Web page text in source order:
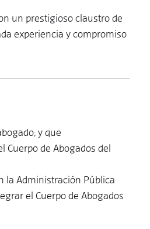
un prestigioso claustro de
experiencia y compromiso
y que
de Abogados del
la Administración Pública
el Cuerpo de Abogados